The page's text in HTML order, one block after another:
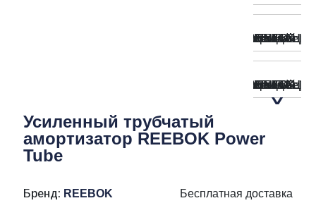
Усиленный трубчатый
амортизатор REEBOK Power
Tube
Бренд: REEBOK
Бесплатная доставка